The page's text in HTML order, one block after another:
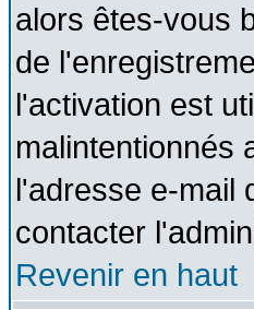
alors êtes-vous
de
l'activation est
malintentionnés
l'adresse e-mail
contacter
Revenir en haut